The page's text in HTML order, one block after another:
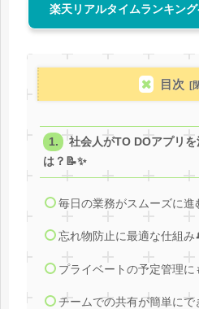
楽天リアルタイムランキン
目次
社会人がTO DOアプリ
は？📝✨
毎日の業務がスムーズに進
忘れ物防止に最適な仕組み
プライベートの予定管理に
チームでの共有が簡単にで